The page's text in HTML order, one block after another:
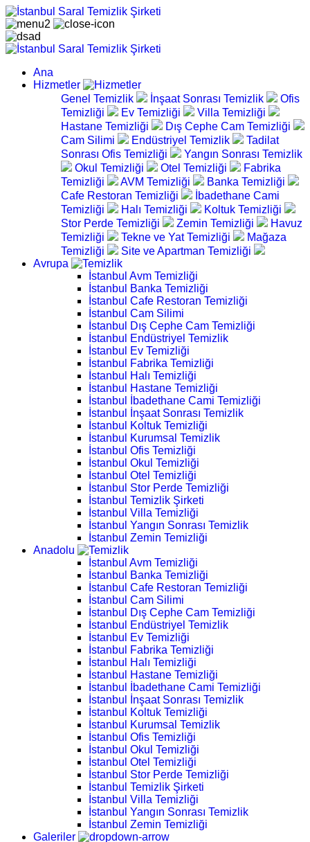
Ana
Hizmetler
Genel Temizlik
İnşaat Sonrası Temizlik
Ofis
Temizliği
Ev Temizliği
Villa Temizliği
Hastane Temizliği
Dış Cephe Cam Temizliği
Cam Silimi
Endüstriyel Temizlik
Tadilat
Sonrası Ofis Temizliği
Yangın Sonrası Temizlik
Okul Temizliği
Otel Temizliği
Fabrika
Temizliği
AVM Temizliği
Banka Temizliği
Cafe Restoran Temizliği
İbadethane Cami
Temizliği
Halı Temizliği
Koltuk Temizliği
Stor Perde Temizliği
Zemin Temizliği
Havuz
Temizliği
Tekne ve Yat Temizliği
Mağaza
Temizliği
Site ve Apartman Temizliği
Avrupa
İstanbul Avm Temizliği
İstanbul Banka Temizliği
İstanbul Cafe Restoran Temizliği
İstanbul Cam Silimi
İstanbul Dış Cephe Cam Temizliği
İstanbul Endüstriyel Temizlik
İstanbul Ev Temizliği
İstanbul Fabrika Temizliği
İstanbul Halı Temizliği
İstanbul Hastane Temizliği
İstanbul İbadethane Cami Temizliği
İstanbul İnşaat Sonrası Temizlik
İstanbul Koltuk Temizliği
İstanbul Kurumsal Temizlik
İstanbul Ofis Temizliği
İstanbul Okul Temizliği
İstanbul Otel Temizliği
İstanbul Stor Perde Temizliği
İstanbul Temizlik Şirketi
İstanbul Villa Temizliği
İstanbul Yangın Sonrası Temizlik
İstanbul Zemin Temizliği
Anadolu
İstanbul Avm Temizliği
İstanbul Banka Temizliği
İstanbul Cafe Restoran Temizliği
İstanbul Cam Silimi
İstanbul Dış Cephe Cam Temizliği
İstanbul Endüstriyel Temizlik
İstanbul Ev Temizliği
İstanbul Fabrika Temizliği
İstanbul Halı Temizliği
İstanbul Hastane Temizliği
İstanbul İbadethane Cami Temizliği
İstanbul İnşaat Sonrası Temizlik
İstanbul Koltuk Temizliği
İstanbul Kurumsal Temizlik
İstanbul Ofis Temizliği
İstanbul Okul Temizliği
İstanbul Otel Temizliği
İstanbul Stor Perde Temizliği
İstanbul Temizlik Şirketi
İstanbul Villa Temizliği
İstanbul Yangın Sonrası Temizlik
İstanbul Zemin Temizliği
Galeriler